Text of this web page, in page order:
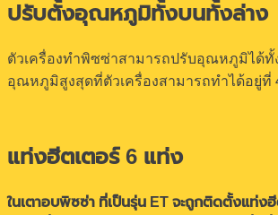
ปรับตั้งอุณหภูมิทั้งบนทั้งล่าง
ตัวเครื่องทำพิซซ่าสามารถปรับอุณหภูมิได้ทั้
อุณหภูมิสูงสุดที่ตัวเครื่องสามารถทำได้อยู่ที่
แท่งฮีตเตอร์ 6 แท่ง
ในเตาอบพิซซ่า ที่เป็นรุ่น ET จะถูกติดตั้งแท่ง